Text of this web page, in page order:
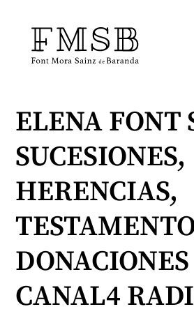
Inicio
Font Mora Sainz de Baranda
Servicios
Noticias
ELENA FONT
SUCESIONES,
HERENCIAS,
CANAL4